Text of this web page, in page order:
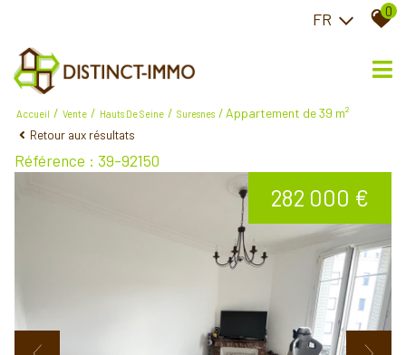
FR 0
Accueil Vente Hauts De Seine Suresnes Appartement de 39 m²
Retour aux résultats
Référence : 39-92150
282 000 €